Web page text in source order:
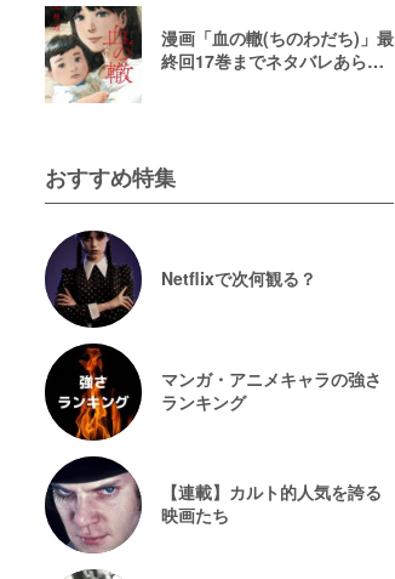
漫画「血の轍(ちのわだち)」最
終回17巻までネタバレあらす
おすすめ特集
Netflixで次何観る？
マンガ・アニメキャラの強さ
ランキング
【連載】カルト的人気を誇る
映画たち